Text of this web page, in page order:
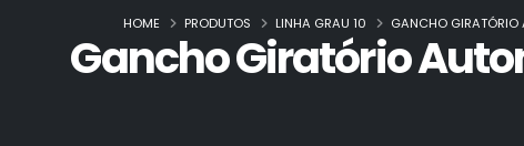
Gancho Giratório
HOME PRODUTOS LINHA GRAU 10 GANCHO GIRATÓRIO